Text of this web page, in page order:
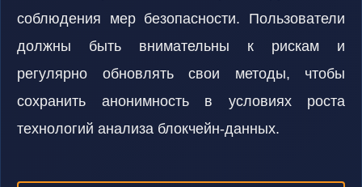
соблюдения мер безопасности. Пользователи
должны быть внимательны к рискам и
регулярно обновлять свои методы, чтобы
сохранить анонимность в условиях роста
технологий анализа блокчейн-данных.